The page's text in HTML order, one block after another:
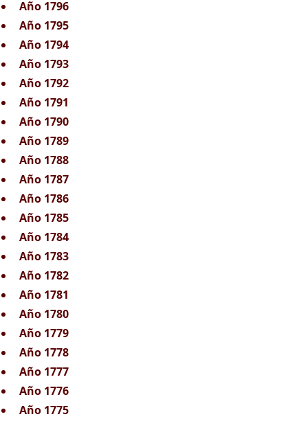
Año 1796
Año 1795
Año 1794
Año 1793
Año 1792
Año 1791
Año 1790
Año 1789
Año 1788
Año 1787
Año 1786
Año 1785
Año 1784
Año 1783
Año 1782
Año 1781
Año 1780
Año 1779
Año 1778
Año 1777
Año 1776
Año 1775